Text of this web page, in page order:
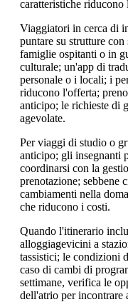
caratteristiche riducono
Viaggiatori in cerca di
puntare su strutture
famiglie ospitanti o in
culturale; un'app di
personale o i locali; i
riducono l'offerta;
anticipo; le richieste di
agevolate.
Per viaggi di studio o
anticipo; gli insegnanti
coordinarsi con la
prenotazione; sebbene
cambiamenti nella
che riducono i costi.
Quando l'itinerario
alloggiagevicini a
tassistici; le condizioni
caso di cambi di
settimane, verifica le
dell'atrio per incontrare